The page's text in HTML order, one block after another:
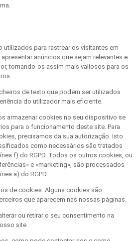
utilizados para rastrear os visitantes em
anúncios que sejam relevantes e
tornando-os assim mais valiosos para os
de texto que podem ser utilizados
do utilizador mais eficiente.
armazenar cookies no seu dispositivo se
para o funcionamento deste site. Para
precisamos da sua autorização. Isto
como necessários são tratados
f) do RGPD. Todos os outros cookies, ou
e «marketing», são processados
a) do RGPD.
de cookies. Alguns cookies são
que aparecem nas nossas páginas.
ou retirar o seu consentimento na
site.